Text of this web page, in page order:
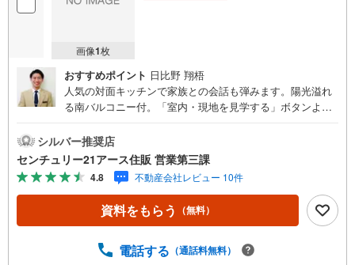
画像1枚
おすすめポイント 日比野 翔梧
人気の対面キッチンで家族との会話も弾みます。陽光溢れ
る南バルコニー付。「室内・現地を見学する」ボタンより
ュリー21アース住販のポイント】◆センチュリオン獲得店
舗◆全国約970店舗あるセンチュリー21のお店。その中で
も、アメリカ本部が設ける一定基準を満たした、上位4％し
か受賞できない賞。それが「センチュリオン」です。弊社
はそのセンチュリオンを2002年から欠かすことなく取り続
けております。◆住宅ローン相談会◆お客様にあった無理
の概算も行っております。人生最大のお買い物になります
シルバー推奨店
センチュリー21アース住販 営業第三課
4.8 不動産会社レビュー 10件
資料をもらう （無料）
電話する （通話料無料）